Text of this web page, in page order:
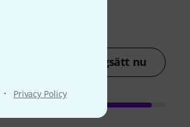
· Privacy Policy
Betygsätt nu